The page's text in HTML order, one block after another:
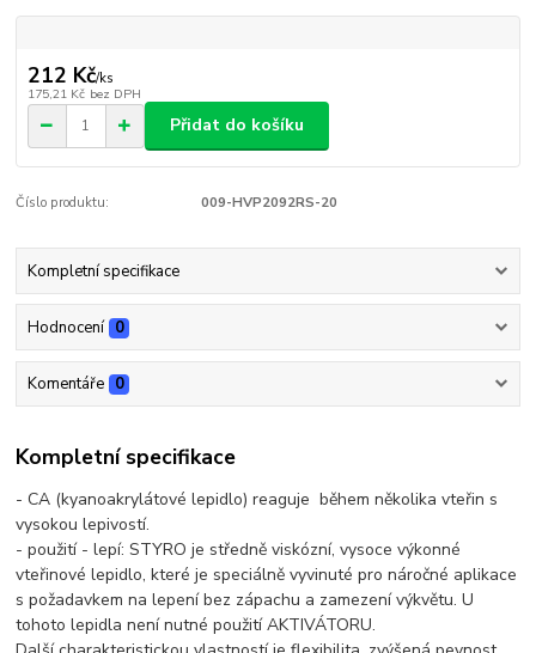
212 Kč/ks
175,21 Kč bez DPH
Přidat do košíku
Číslo produktu: 009-HVP2092RS-20
Kompletní specifikace
Hodnocení 0
Komentáře 0
Kompletní specifikace
- CA (kyanoakrylátové lepidlo) reaguje během několika vteřin s
vysokou lepivostí.
- použití - lepí: STYRO je středně viskózní, vysoce výkonné
vteřinové lepidlo, které je speciálně vyvinuté pro náročné aplikace
s požadavkem na lepení bez zápachu a zamezení výkvětu. U
tohoto lepidla není nutné použití AKTIVÁTORU.